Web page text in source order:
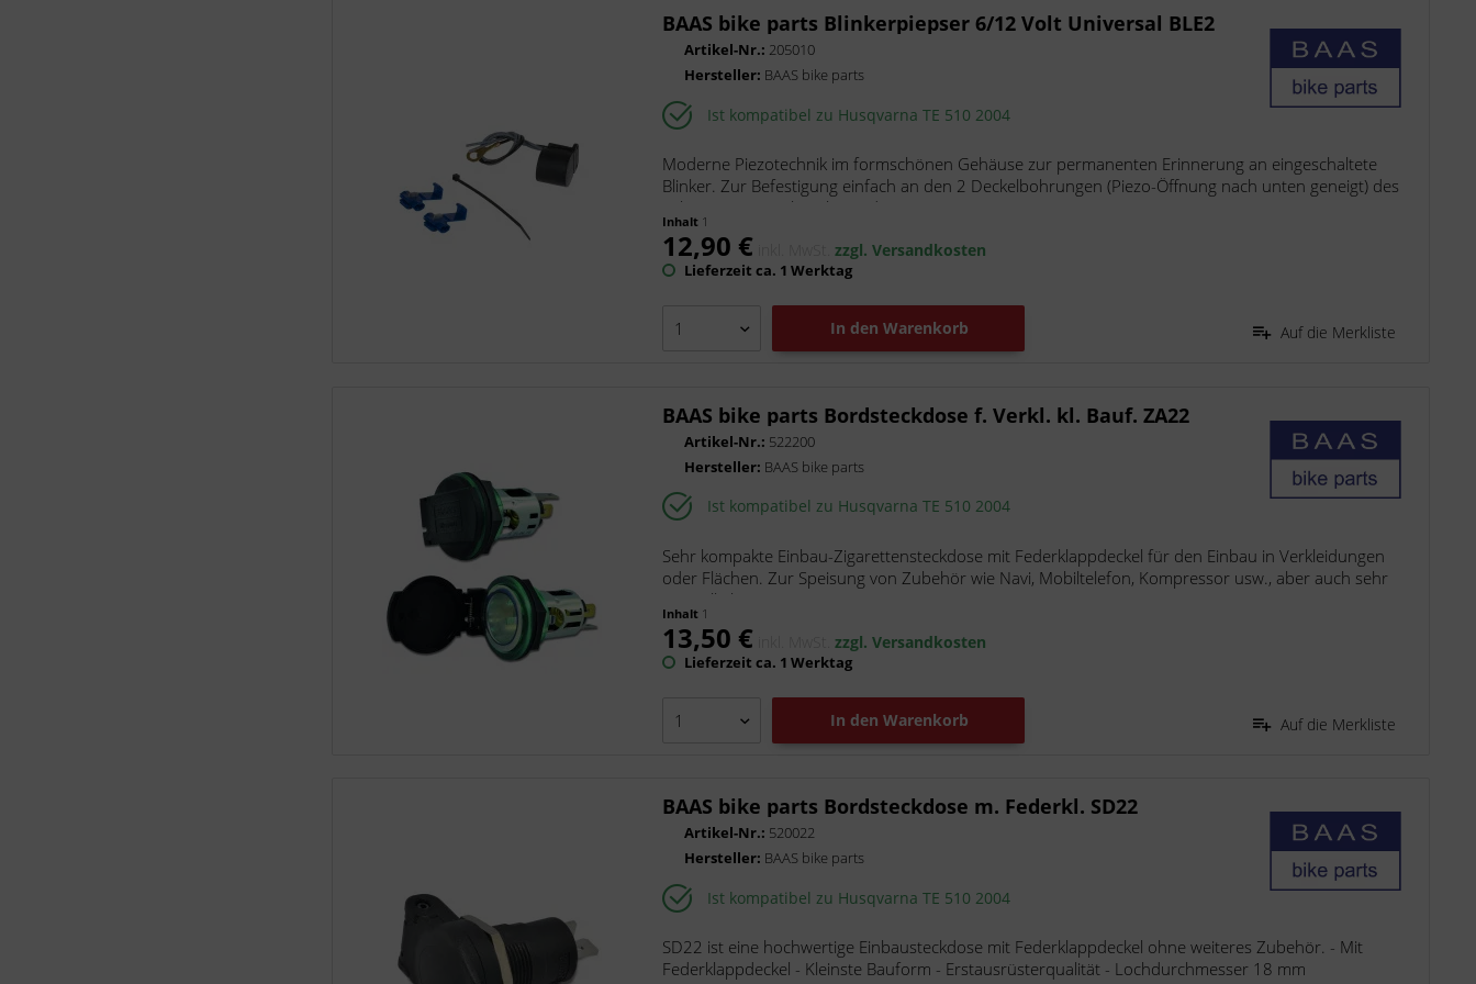
BAAS bike parts Blinkerpiepser 6/12 Volt Universal BLE2
Artikel-Nr.: 205010
Hersteller: BAAS bike parts
Ist kompatibel zu Husqvarna TE 510 2004
Moderne Piezotechnik im formschönen Gehäuse zur permanenten Erinnerung an eingeschaltete
Blinker. Zur Befestigung einfach an den 2 Deckelbohrungen (Piezo-Öffnung nach unten geneigt) des
Fahrzeuges verschrauben oder...
Inhalt 1
12,90 € inkl. MwSt.zzgl. Versandkosten
Lieferzeit ca. 1 Werktag
In den Warenkorb Auf die Merkliste
BAAS bike parts Bordsteckdose f. Verkl. kl. Bauf. ZA22
Artikel-Nr.: 522200
Hersteller: BAAS bike parts
Ist kompatibel zu Husqvarna TE 510 2004
Sehr kompakte Einbau-Zigarettensteckdose mit Federklappdeckel für den Einbau in Verkleidungen
oder Flächen. Zur Speisung von Zubehör wie Navi, Mobiltelefon, Kompressor usw., aber auch sehr
sinnvoll als...
Inhalt 1
13,50 € inkl. MwSt.zzgl. Versandkosten
Lieferzeit ca. 1 Werktag
In den Warenkorb Auf die Merkliste
BAAS bike parts Bordsteckdose m. Federkl. SD22
Artikel-Nr.: 520022
Hersteller: BAAS bike parts
Ist kompatibel zu Husqvarna TE 510 2004
SD22 ist eine hochwertige Einbausteckdose mit Federklappdeckel ohne weiteres Zubehör. - Mit
Federklappdeckel - Kleinste Bauform - Erstausrüsterqualität - Lochdurchmesser 18 mm